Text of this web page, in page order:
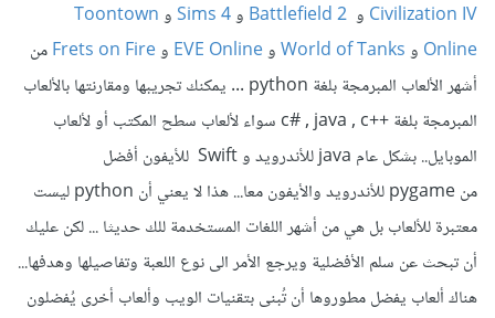
Civilization IVو وSims 4و Toontown
OnlineوWorld of Tanks وEVE Online وFrets on Fireمن
أشهر الألعاب المبرمجة بلغة python ... يمكنك تجريبها ومقارنتها بالألعاب
المبرمجة بلغة ++c# , java , c سواء لألعاب سطح المكتب أو لألعاب
الموبايل.. بشكل عام java للأندرويد و Swift للأيفون أفضل
من pygame للأندرويد والأيفون معا... هذا لا يعني أن python ليست
معتبرة للألعاب بل هي من أشهر اللغات المستخدمة للك حديثا ... لكن عليك
أن تبحث عن سلم الأفضلية ويرجع الأمر الى نوع اللعبة وتفاصيلها وهدفها...
هناك ألعاب يفضل مطوروها أن تُبنى بتقنيات الويب وألعاب أخرى يُفضلون